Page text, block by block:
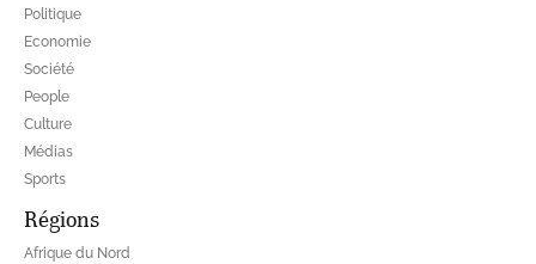
Politique
Economie
Société
People
Culture
Médias
Sports
Régions
Afrique du Nord